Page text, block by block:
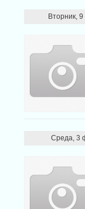
Вторник,
Среда, 3